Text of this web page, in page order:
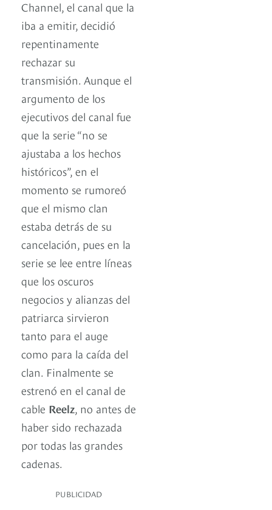
Channel, el canal que la
iba a emitir, decidió
repentinamente
rechazar su
transmisión. Aunque el
argumento de los
ejecutivos del canal fue
que la serie “no se
ajustaba a los hechos
históricos”, en el
momento se rumoreó
que el mismo clan
estaba detrás de su
cancelación, pues en la
serie se lee entre líneas
que los oscuros
negocios y alianzas del
patriarca sirvieron
tanto para el auge
como para la caída del
clan. Finalmente se
estrenó en el canal de
cable Reelz, no antes de
haber sido rechazada
por todas las grandes
cadenas.
PUBLICIDAD